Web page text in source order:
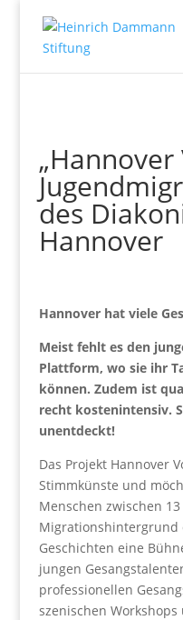
„Hannover
des
Hannover
Hannover hat viele
Meist fehlt es den
Plattform, wo sie ihr
können. Zudem ist
recht kostenintensiv.
unentdeckt!
Das Projekt Hannover
Stimmkünste und
Menschen zwischen
Migrationshintergrund
Geschichten eine
jungen
professionellen
szenischen